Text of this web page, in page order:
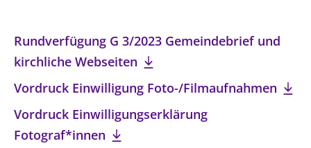
Rundverfügung G 3/2023 Gemeindebrief und
kirchliche Webseiten
Vordruck Einwilligung Foto-/Filmaufnahmen
Vordruck Einwilligungserklärung
Fotograf*innen
MITARBEIT
Ehrenamt
Beruf
BIBLIOTHEK & ARCHIV